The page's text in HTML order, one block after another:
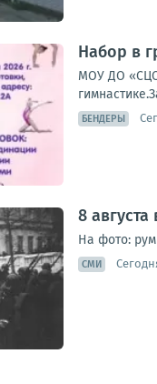
Набор в
МОУ ДО
БЕНДЕРЫ
8
На фото:
СМИ